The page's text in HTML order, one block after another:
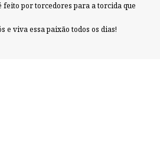
feito por torcedores para a torcida que
e viva essa paixão todos os dias!